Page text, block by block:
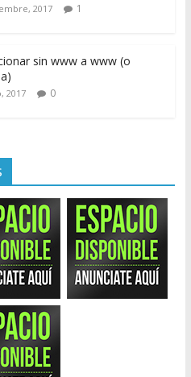
2017 1
sin www a www (o
2017 0